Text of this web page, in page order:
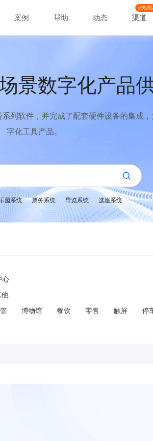
案例 帮助 动态
火热招
渠道
景数字化产品
列软件，并完成了配套硬件设备的集成
字化工具产品。
园系统 票务系统 导览系统 选座系统
心
他
博物馆 餐饮 零售 触屏 停